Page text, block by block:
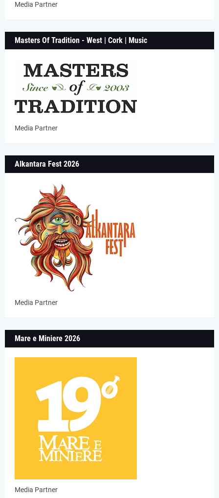
Media Partner
Masters Of Tradition - West | Cork | Music
Media Partner
Alkantara Fest 2026
Media Partner
Mare e Miniere 2026
Media Partner